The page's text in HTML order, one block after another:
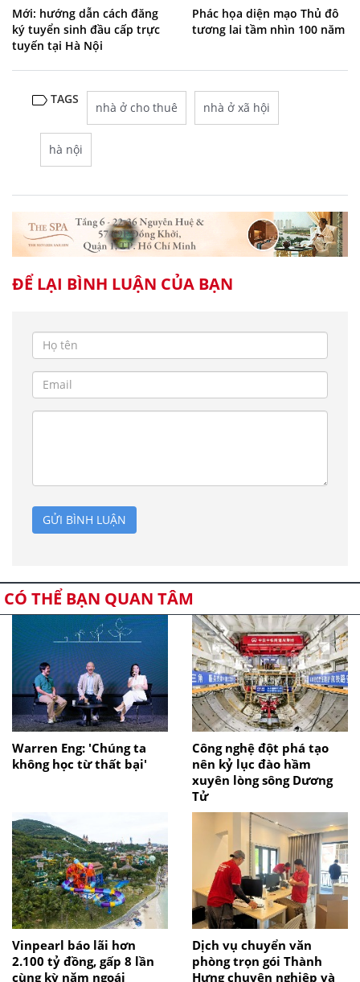
Mới: hướng dẫn cách đăng
ký tuyển sinh đầu cấp trực
tuyến tại Hà Nội
Phác họa diện mạo Thủ đô
tương lai tầm nhìn 100 năm
TAGS
nhà ở cho thuê nhà ở xã hội
hà nội
ĐỂ LẠI BÌNH LUẬN CỦA BẠN
GỬI BÌNH LUẬN
CÓ THỂ BẠN QUAN TÂM
Warren Eng: 'Chúng ta
không học từ thất bại'
Công nghệ đột phá tạo
nên kỷ lục đào hầm
xuyên lòng sông Dương
Tử
Vinpearl báo lãi hơn
2.100 tỷ đồng, gấp 8 lần
cùng kỳ năm ngoái
Dịch vụ chuyển văn
phòng trọn gói Thành
Hưng chuyên nghiệp và